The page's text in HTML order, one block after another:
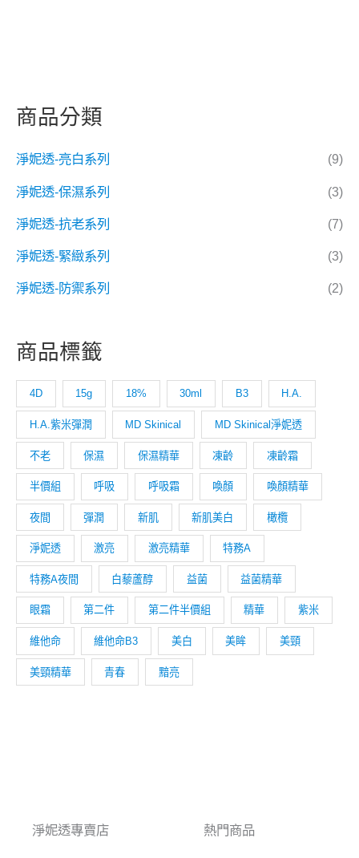
商品分類
淨妮透-亮白系列 (9)
淨妮透-保濕系列 (3)
淨妮透-抗老系列 (7)
淨妮透-緊緻系列 (3)
淨妮透-防禦系列 (2)
商品標籤
4D 15g 18% 30ml B3 H.A.
H.A.紫米彈潤 MD Skinical MD Skinical淨妮透
不老 保濕 保濕精華 凍齡 凍齡霜
半價組 呼吸 呼吸霜 喚顏 喚顏精華
夜間 彈潤 新肌 新肌美白 橄欖
淨妮透 激亮 激亮精華 特務A
特務A夜間 白藜蘆醇 益菌 益菌精華
眼霜 第二件 第二件半價組 精華 紫米
維他命 維他命B3 美白 美眸 美頸
美頸精華 青春 黯亮
淨妮透專賣店 熱門商品